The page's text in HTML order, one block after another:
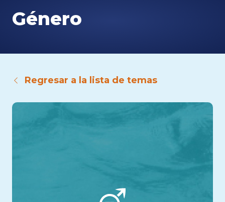
Género
Regresar a la lista de temas